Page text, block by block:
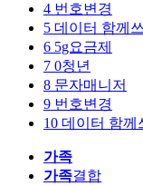
4 번호변경
5 데이터 함께쓰
6 5g요금제
7 0청년
8 문자매니저
9 번호변경
10 데이터 함께
가족
가족결합